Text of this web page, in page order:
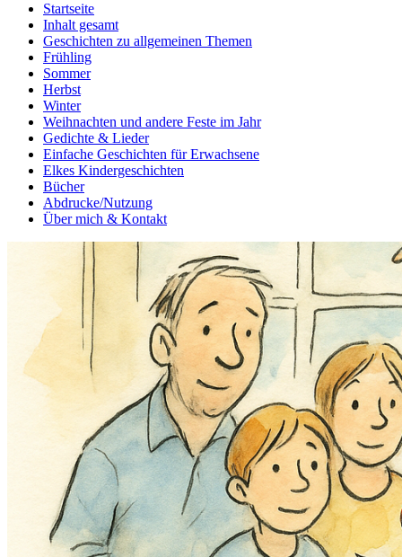
Startseite
Inhalt gesamt
Geschichten zu allgemeinen Themen
Frühling
Sommer
Herbst
Winter
Weihnachten und andere Feste im Jahr
Gedichte & Lieder
Einfache Geschichten für Erwachsene
Elkes Kindergeschichten
Bücher
Abdrucke/Nutzung
Über mich & Kontakt